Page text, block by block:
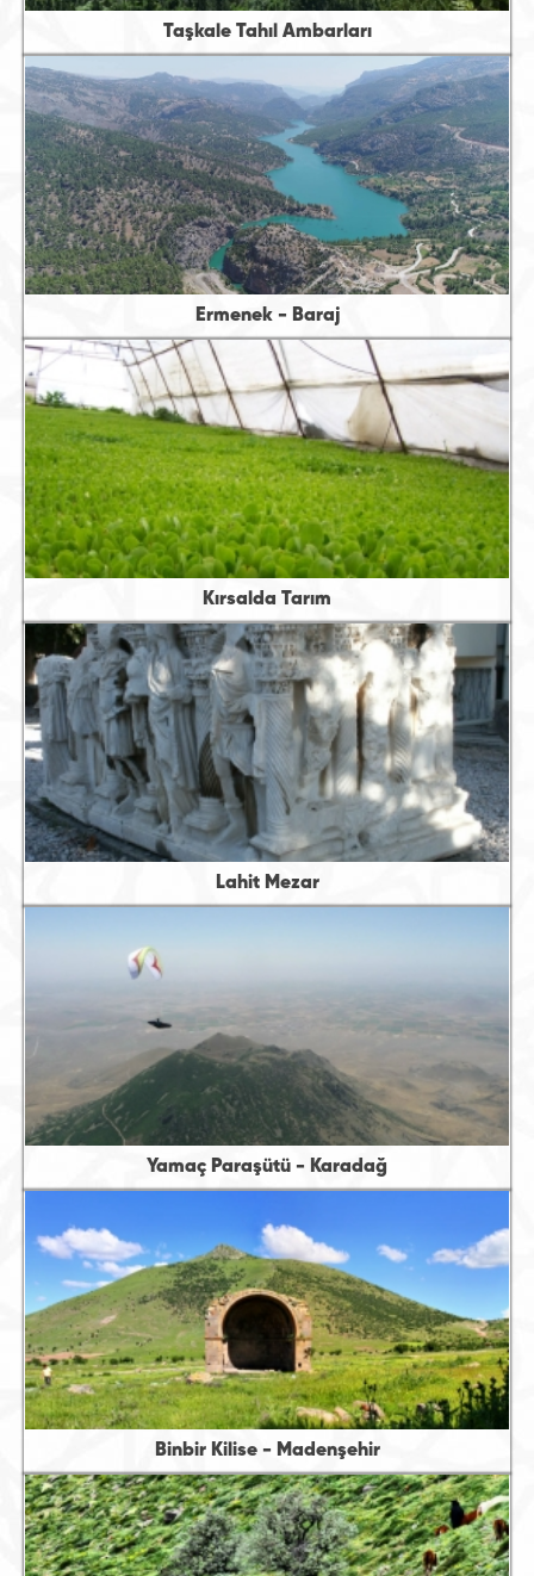
Taşkale Tahıl Ambarları
Ermenek - Baraj
Kırsalda Tarım
Lahit Mezar
Yamaç Paraşütü - Karadağ
Binbir Kilise - Madenşehir